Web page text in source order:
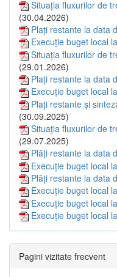
Situația fluxurilor de
(30.04.2026)
Plați restante la data
Execuție buget local
Situația fluxurilor de
(29.01.2026)
Plați restante la data
Execuție buget local
Plați restante și
(30.09.2025)
Situația fluxurilor de
(29.07.2025)
Plăți restante la data
Execuție buget local
Plăți restante la data
Execuție buget local
Execuție buget local
Execuție buget local
Pagini vizitate frecvent